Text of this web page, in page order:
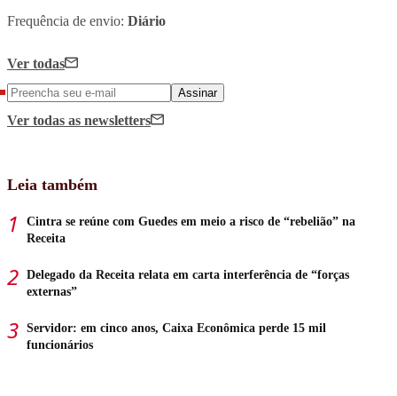
Frequência de envio: Diário
Ver todas
Assinar
Ver todas as newsletters
Leia também
Cintra se reúne com Guedes em meio a risco de “rebelião” na
Receita
Delegado da Receita relata em carta interferência de “forças
externas”
Servidor: em cinco anos, Caixa Econômica perde 15 mil
funcionários